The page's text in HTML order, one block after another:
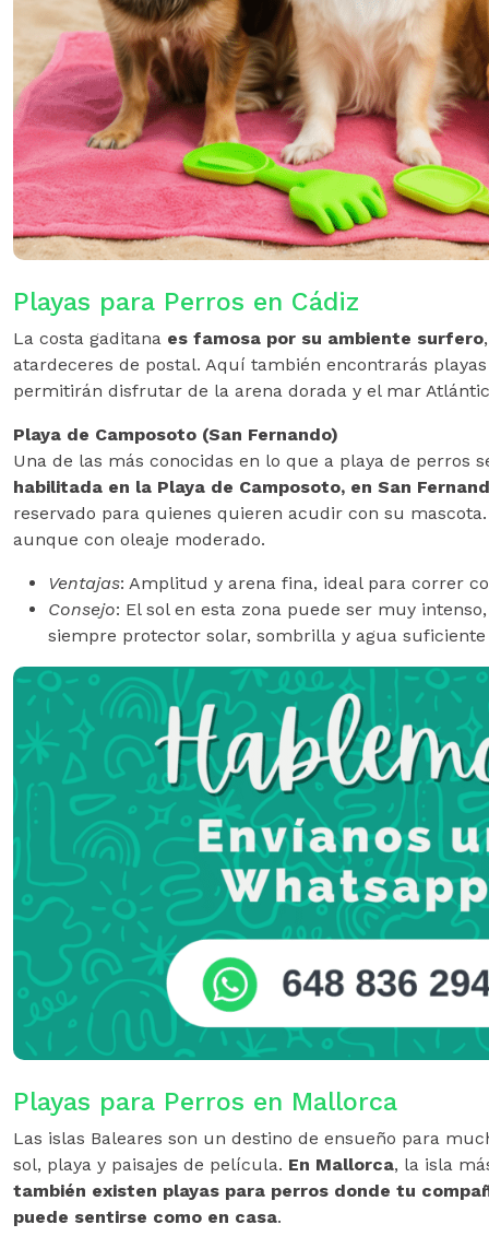
Playas para Perros en Cádiz
La costa gaditana es famosa por su ambiente surfero
atardeceres de postal. Aquí también encontrarás
permitirán disfrutar de la arena dorada y el mar
Playa de Camposoto (San Fernando)
Una de las más conocidas en lo que a playa de perros
habilitada en la Playa de Camposoto, en San
reservado para quienes quieren acudir con su
aunque con oleaje moderado.
Ventajas: Amplitud y arena fina, ideal para correr
Consejo: El sol en esta zona puede ser muy
siempre protector solar, sombrilla y agua
Playas para Perros en Mallorca
Las islas Baleares son un destino de ensueño para
sol, playa y paisajes de película. En Mallorca, la isla
también existen playas para perros donde tu
puede sentirse como en casa.